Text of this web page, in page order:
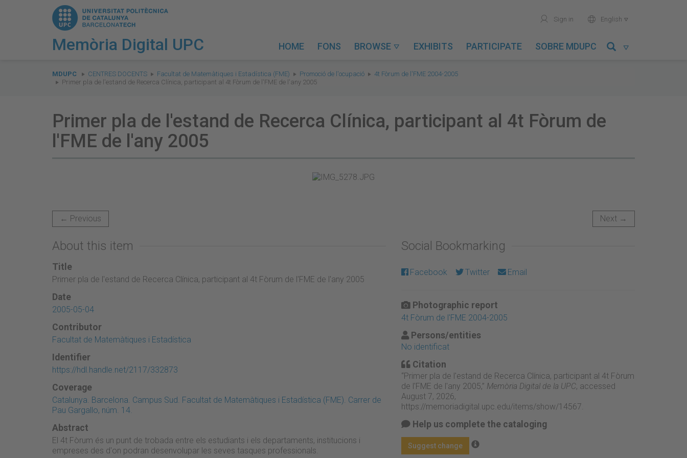
Memòria Digital UPC
user Sign in world English 
HOME FONS BROWSE  EXHIBITS PARTICIPATE SOBRE MDUPC 
are
here:
MDUPC CENTRES DOCENTS Facultat de Matemàtiques i Estadística (FME) Promoció de l'ocupació
4t Fòrum de l'FME 2004-2005
Primer pla de l'estand de Recerca Clínica, participant al 4t Fòrum de l'FME de l'any 2005
Primer pla de l'estand de Recerca Clínica, participant al 4t Fòrum de
l'FME de l'any 2005
← Previous Next →
About this item
Title
Primer pla de l'estand de Recerca Clínica, participant al 4t Fòrum de l'FME de l'any 2005
Date
2005-05-04
Contributor
Facultat de Matemàtiques i Estadística
Identifier
https://hdl.handle.net/2117/332873
Coverage
Catalunya. Barcelona. Campus Sud. Facultat de Matemàtiques i Estadística (FME). Carrer de
Pau Gargallo, núm. 14.
Abstract
El 4t Fòrum és un punt de trobada entre els estudiants i els departaments, institucions i
empreses des d'on podran desenvolupar les seves tasques professionals.
Social Bookmarking
Facebook Twitter Email
Photographic report
4t Fòrum de l'FME 2004-2005
Persons/entities
No identificat
Citation
“Primer pla de l'estand de Recerca Clínica, participant al 4t Fòrum
de l'FME de l'any 2005,” Memòria Digital de la UPC, accessed
August 7, 2026,
https://memoriadigital.upc.edu/items/show/14567
Help us complete the cataloging
Suggest change